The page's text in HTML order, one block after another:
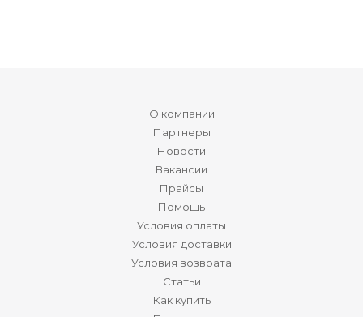
О компании
Партнеры
Новости
Вакансии
Прайсы
Помощь
Условия оплаты
Условия доставки
Условия возврата
Статьи
Как купить